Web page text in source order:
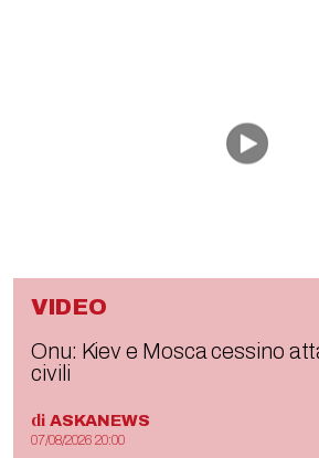
VIDEO
Onu: Kiev e Mosca cessino
civili
di ASKANEWS
07/08/2026 20:00